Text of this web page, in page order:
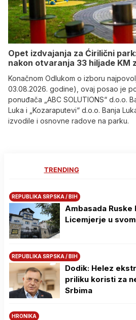
Opet izdvajanja za Ćirilični
nakon otvaranja 33 hiljade KM
Konačnom Odlukom o izboru
03.08.2026. godine), ovaj posao je
ponuđača „ABC SOLUTIONS“ d.o.o.
Luka i „Kozaraputevi“ d.o.o. Banja
izvodile i osnovne radove na parku.
TRENDING
REPUBLIKA SRPSKA / BIH
Ambasada Ruske
Licemjerje u
REPUBLIKA SRPSKA / BIH
Dodik: Helez
priliku koristi za
Srbima
HRONIKA